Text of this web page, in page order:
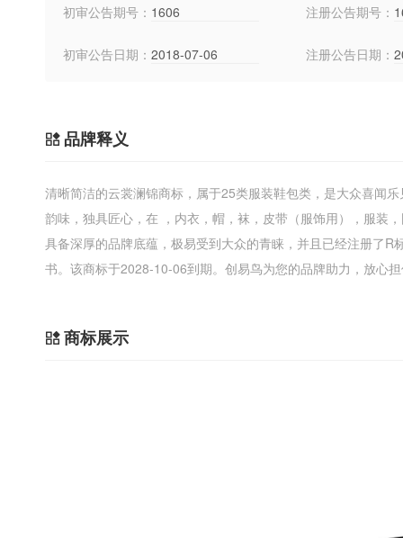
初审公告期号： 1606 注册公告期号：
初审公告日期： 2018-07-06 注册公告日期：
品牌释义
清晰简洁的云裳澜锦商标，属于25类服装鞋包类，是大众喜闻
韵味，独具匠心，在 ，内衣，帽，袜，皮带（服饰用），服装
具备深厚的品牌底蕴，极易受到大众的青睐，并且已经注册了
书。该商标于2028-10-06到期。创易鸟为您的品牌助力，放心
商标展示